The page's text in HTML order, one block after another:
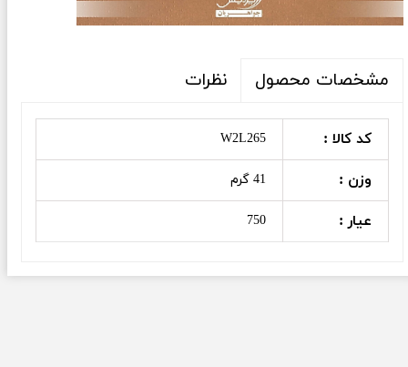
مشخصات محصول نظرات
کد کالا : W2L265
وزن : 41 گرم
عیار : 750